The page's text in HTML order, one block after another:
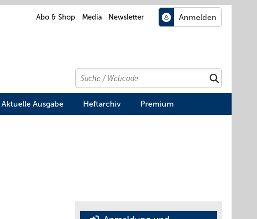
Abo & Shop Media Newsletter
Search
Suchen
Aktuelle Ausgabe Heftarchiv Premium